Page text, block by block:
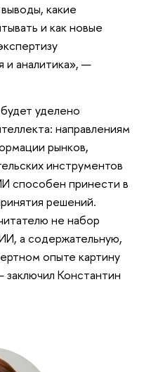
какие
и как новые
и аналитика», —
уделено
направлениям
рынков,
инструментов
способен принести в
решений.
не набор
а содержательную,
опыте картину
Константин